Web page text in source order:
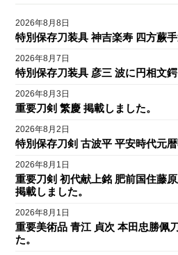
2026年8月8日
特別保存刀装具 神吉楽寿 四方蕨手
2026年8月7日
特別保存刀装具 彦三 波に円相文鍔
2026年8月3日
重要刀剣 繁慶 掲載しました。
2026年8月2日
特別保存刀剣 古波平 平安時代元暦
2026年8月1日
重要刀剣 初代献上銘 肥前国住藤
掲載しました。
2026年8月1日
重要美術品 青江 貞次 本田忠勝佩
た。